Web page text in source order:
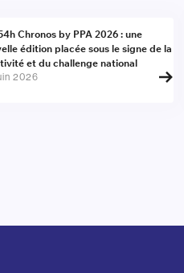
Chronos by PPA 2026 : une
édition placée sous le signe de la
et du challenge national
2026